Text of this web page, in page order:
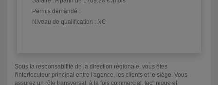
Permis demandé :
Niveau de qualification : NC
Sous la responsabilité de la direction régionale, vous êtes
l'interlocuteur principal entre l'agence, les clients et le siège. Vous
assurez un rôle transversal, à la fois commercial, technique et